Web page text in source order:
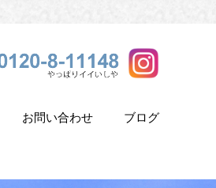
お問い合わせ ブログ